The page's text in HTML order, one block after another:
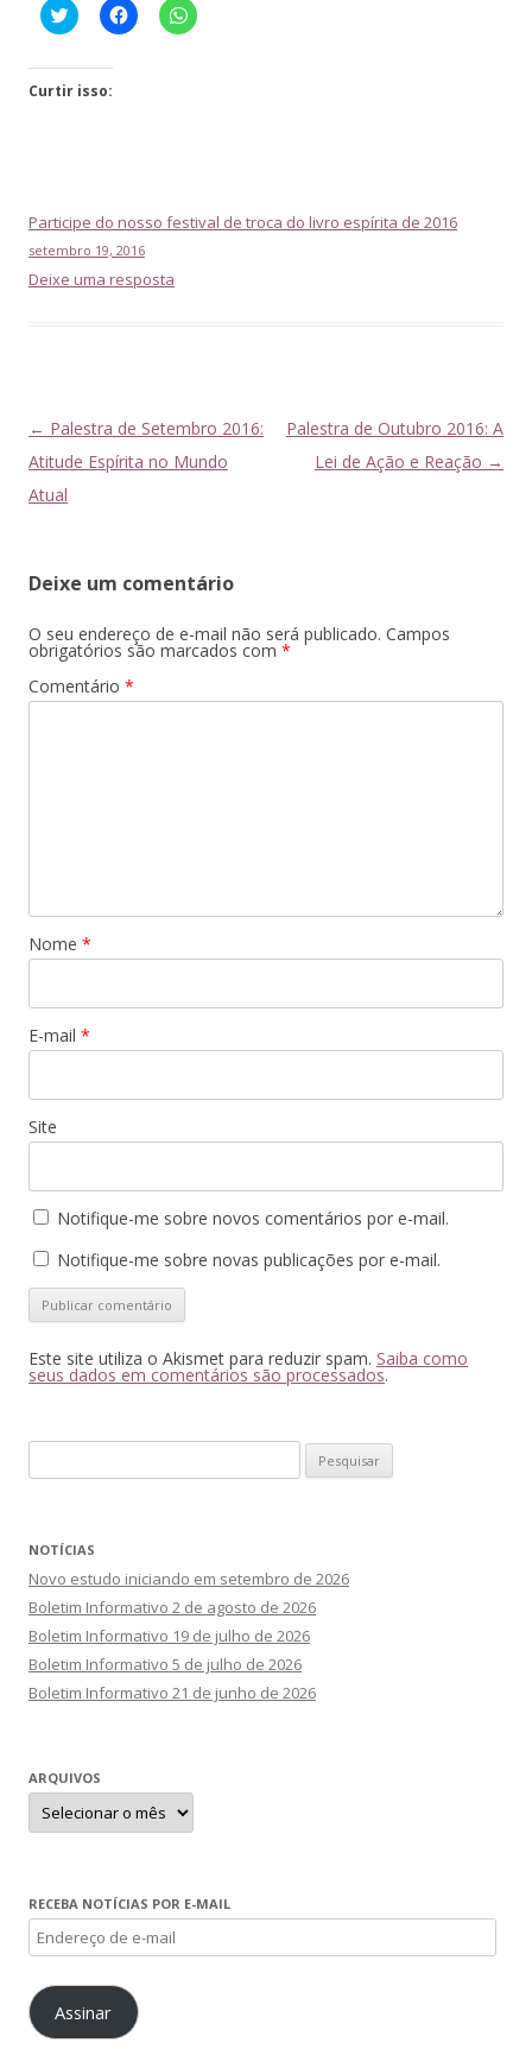
Click
to
Twitter(abre
em
Clique
para
Clique
para
Curtir isso:
Participe do nosso festival de troca do livro espírita de 2016
setembro 19, 2016
Deixe uma resposta
Navegação
de
posts
← Palestra de Setembro 2016:
Atitude Espírita no Mundo
Atual
Palestra de Outubro 2016: A
Lei de Ação e Reação →
Deixe um comentário
O seu endereço de e-mail não será publicado. Campos
obrigatórios são marcados com *
Comentário *
Nome *
E-mail *
Site
Notifique-me sobre novos comentários por e-mail.
Notifique-me sobre novas publicações por e-mail.
Este site utiliza o Akismet para reduzir spam. Saiba como
seus dados em comentários são processados.
por:
NOTÍCIAS
Novo estudo iniciando em setembro de 2026
Boletim Informativo 2 de agosto de 2026
Boletim Informativo 19 de julho de 2026
Boletim Informativo 5 de julho de 2026
Boletim Informativo 21 de junho de 2026
ARQUIVOS
Arquivos
RECEBA NOTÍCIAS POR E-MAIL
Endereço
de
e-
mailAssinar